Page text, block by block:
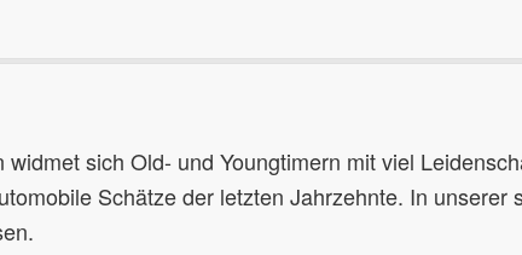
sich Old- und Youngtimern mit viel
Schätze der letzten Jahrzehnte. In